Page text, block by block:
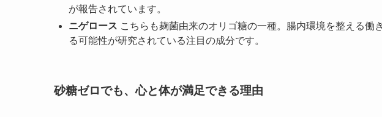
が報告されています。
ニゲロース こちらも麹菌由来のオリゴ糖の一種。腸内環境を整える働
る可能性が研究されている注目の成分です。
砂糖ゼロでも、心と体が満足できる理由